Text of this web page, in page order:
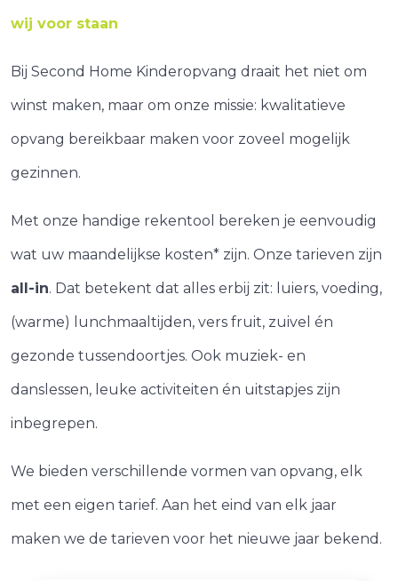
wij voor staan
Bij Second Home Kinderopvang draait het niet om
winst maken, maar om onze missie: kwalitatieve
opvang bereikbaar maken voor zoveel mogelijk
gezinnen.
Met onze handige rekentool bereken je eenvoudig
wat uw maandelijkse kosten* zijn. Onze tarieven zijn
all-in. Dat betekent dat alles erbij zit: luiers, voeding,
(warme) lunchmaaltijden, vers fruit, zuivel én
gezonde tussendoortjes. Ook muziek- en
danslessen, leuke activiteiten én uitstapjes zijn
inbegrepen.
We bieden verschillende vormen van opvang, elk
met een eigen tarief. Aan het eind van elk jaar
maken we de tarieven voor het nieuwe jaar bekend.